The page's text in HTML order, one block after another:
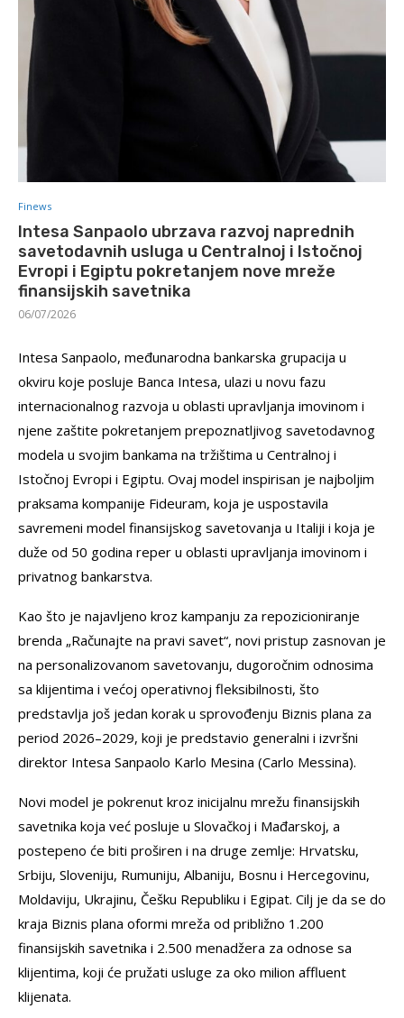
Finews
Intesa Sanpaolo ubrzava razvoj naprednih
savetodavnih usluga u Centralnoj i Istočnoj
Evropi i Egiptu pokretanjem nove mreže
finansijskih savetnika
06/07/2026
Intesa Sanpaolo, međunarodna bankarska grupacija u
okviru koje posluje Banca Intesa, ulazi u novu fazu
internacionalnog razvoja u oblasti upravljanja imovinom i
njene zaštite pokretanjem prepoznatljivog savetodavnog
modela u svojim bankama na tržištima u Centralnoj i
Istočnoj Evropi i Egiptu. Ovaj model inspirisan je najboljim
praksama kompanije Fideuram, koja je uspostavila
savremeni model finansijskog savetovanja u Italiji i koja je
duže od 50 godina reper u oblasti upravljanja imovinom i
privatnog bankarstva.
Kao što je najavljeno kroz kampanju za repozicioniranje
brenda „Računajte na pravi savet“, novi pristup zasnovan je
na personalizovanom savetovanju, dugoročnim odnosima
sa klijentima i većoj operativnoj fleksibilnosti, što
predstavlja još jedan korak u sprovođenju Biznis plana za
period 2026–2029, koji je predstavio generalni i izvršni
direktor Intesa Sanpaolo Karlo Mesina (Carlo Messina).
Novi model je pokrenut kroz inicijalnu mrežu finansijskih
savetnika koja već posluje u Slovačkoj i Mađarskoj, a
postepeno će biti proširen i na druge zemlje: Hrvatsku,
Srbiju, Sloveniju, Rumuniju, Albaniju, Bosnu i Hercegovinu,
Moldaviju, Ukrajinu, Češku Republiku i Egipat. Cilj je da se do
kraja Biznis plana oformi mreža od približno 1.200
finansijskih savetnika i 2.500 menadžera za odnose sa
klijentima, koji će pružati usluge za oko milion affluent
klijenata.